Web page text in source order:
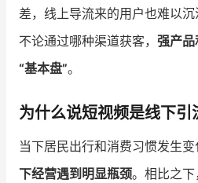
差，线上导流来的用户也难以沉
不论通过哪种渠道获客， 强产
“基本盘”。
为什么说短视频是线下引
当下居民出行和消费习惯发生变
下经营遇到明显瓶颈。相比之